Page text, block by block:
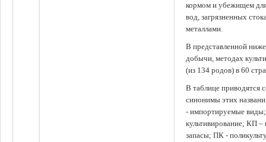
кормом и убежищем
вод, загрязненных
металлами.
В представленной
добычи, методах
(из 134 родов) в 60
В таблице приводятся
синонимы этих
- импортируемые
культивирование; КП
запасы; ПК -